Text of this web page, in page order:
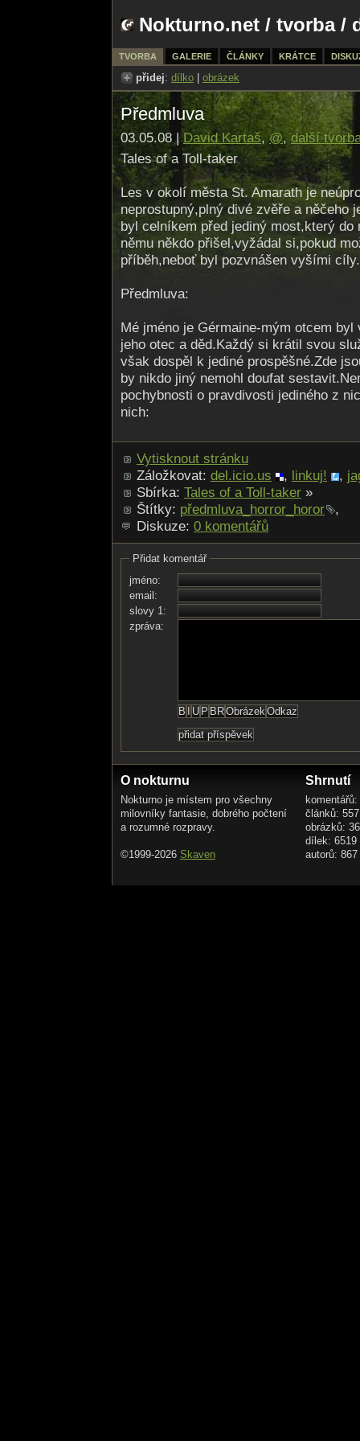
Nokturno.net / tvorba/
TVORBA GALERIE ČLÁNKY KRÁTCE
přidej: dílko obrázek
Předmluva
03.05.08 | David Kartaš,@,další
Tales of a Toll-taker
Les v okolí města St. Amarath je
neprostupný,plný divé zvěře a něčeho
byl celníkem před jediný most,který
němu někdo přišel,vyžádal si,pokud
příběh,neboť byl pozvnášen vyšími
Předmluva:
Mé jméno je Gérmaine-mým otcem
jeho otec a děd.Každý si krátil svou
však dospěl k jediné prospěšné.Zde
by nikdo jiný nemohl doufat
pochybnosti o pravdivosti jediného z
nich:
Vytisknout stránku
Záložkovat: del.icio.us , linkuj! ,
Sbírka: Tales of a Toll-taker »
Štítky: předmluva_horror_horor
,
Diskuze: 0 komentářů
Přidat komentář
jméno:
email:
slovy 1:
zpráva:
O nokturnu
Nokturno je místem pro všechny
milovníky fantasie, dobrého počtení
a rozumné rozpravy.
©1999-2026 Skaven
Shrnutí
článků: 557
obrázků:
dílek: 6519
autorů: 867